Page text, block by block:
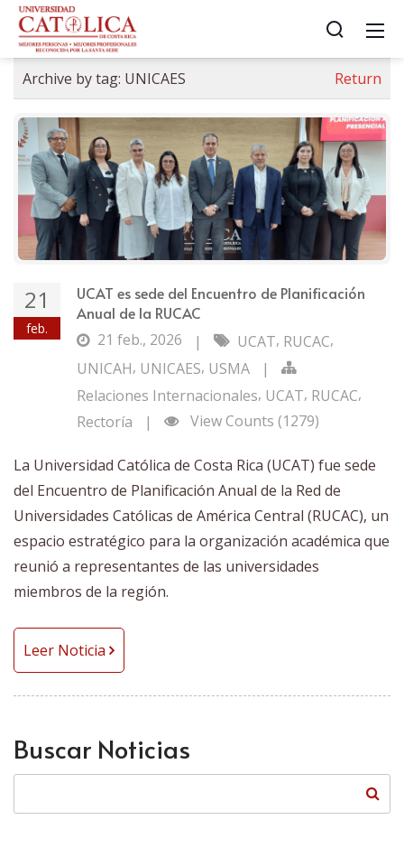
Archive by tag: UNICAES Return
21
feb.
UCAT es sede del Encuentro de Planificación
Anual de la RUCAC
21 feb., 2026
| UCAT, RUCAC,
UNICAH, UNICAES, USMA
|
Relaciones Internacionales, UCAT, RUCAC,
Rectoría
| View Counts (1279)
La Universidad Católica de Costa Rica (UCAT) fue sede
del Encuentro de Planificación Anual de la Red de
Universidades Católicas de América Central (RUCAC), un
espacio estratégico para la organización académica que
reunió a representantes de las universidades
miembros de la región.
Leer Noticia
Buscar Noticias